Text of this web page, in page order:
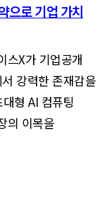
으로 기업 가치
스X가 기업공개
강력한 존재감을
형 AI 컴퓨팅
의 이목을